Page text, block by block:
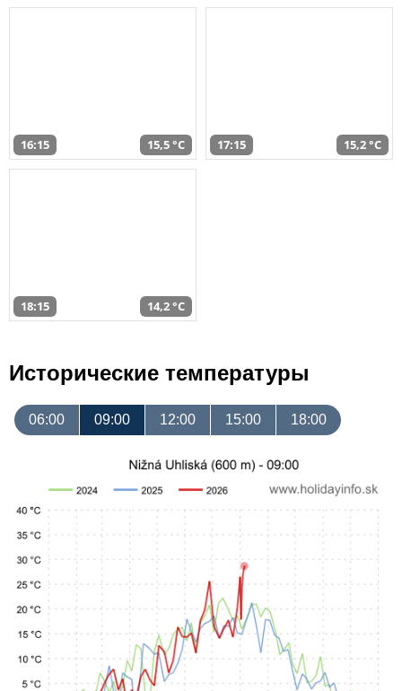
16:15 15,5 °C 17:15 15,2 °C
18:15 14,2 °C
Исторические температуры
06:00 09:00 12:00 15:00 18:00